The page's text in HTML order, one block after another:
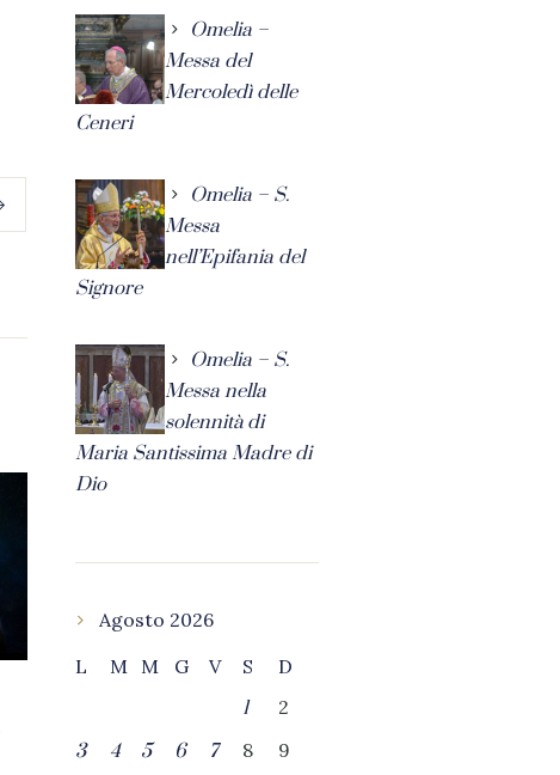
Omelia –
Messa del
Mercoledì delle
Ceneri
Omelia – S.
Messa
nell’Epifania del
Signore
Omelia – S.
Messa nella
solennità di
Maria Santissima Madre di
Dio
Agosto 2026
L
M M G V S
D
1
2
3
4 5 6 7 8
9